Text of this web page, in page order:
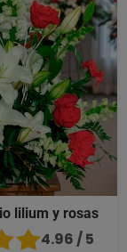
lilium y rosas
4.96 / 5